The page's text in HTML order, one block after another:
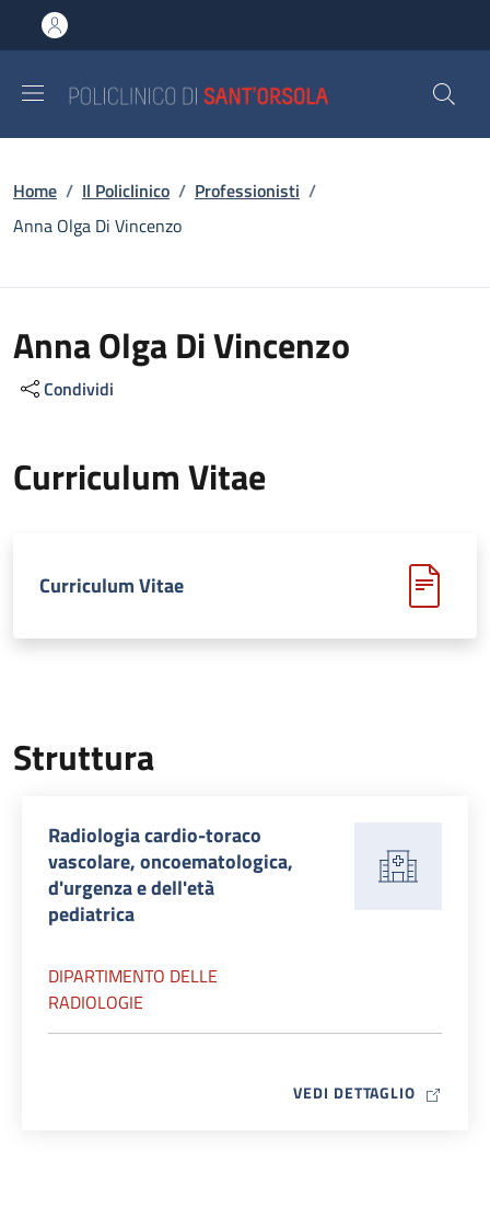
al contenuto principale
to footer content
Briciole di pane
Home / Il Policlinico / Professionisti /
Anna Olga Di Vincenzo
Anna Olga Di Vincenzo
Condividi
Curriculum Vitae
Curriculum Vitae
Struttura
Radiologia cardio-toraco
vascolare, oncoematologica,
d'urgenza e dell'età
pediatrica
DIPARTIMENTO DELLE
RADIOLOGIE
VEDI DETTAGLIO MAP ICON